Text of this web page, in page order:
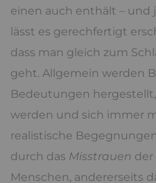
einen auch enthält – und
lässt es gerechfertigt
dass man gleich zum
geht. Allgemein werden
Bedeutungen
werden und sich immer
realistische
durch das Misstrauen der
Menschen, andererseits